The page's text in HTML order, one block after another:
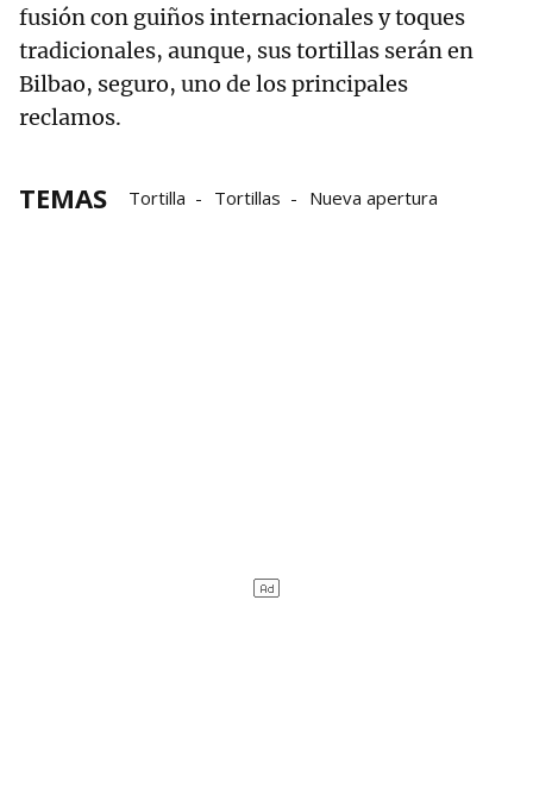
fusión con guiños internacionales y toques
tradicionales, aunque, sus tortillas serán en
Bilbao, seguro, uno de los principales
reclamos.
TEMAS Tortilla Tortillas Nueva apertura